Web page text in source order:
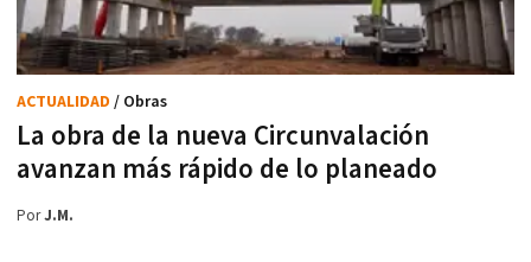
La obra de la nueva Circunvalación
avanzan más rápido de lo planeado
ACTUALIDAD / Obras
PorJ.M.